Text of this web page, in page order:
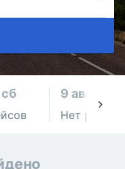
сб 9 авг., вс
Нет рейсов